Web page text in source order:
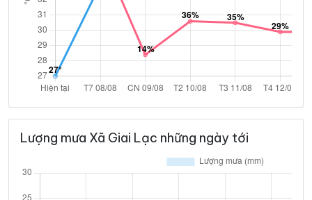
Lượng mưa Xã Giai Lạc những ngày tới